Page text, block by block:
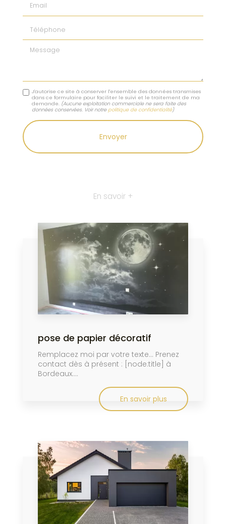
Message
J'autorise ce site à conserver l'ensemble des données transmises
dans ce formulaire pour faciliter le suivi et le traitement de ma
demande. (Aucune exploitation commerciale ne sera faite des
données conservées. Voir notre politique de confidentialité)
En savoir +
pose de papier décoratif
Remplacez moi par votre texte... Prenez
contact dès à présent : [node:title] à
Bordeaux....
En savoir plus